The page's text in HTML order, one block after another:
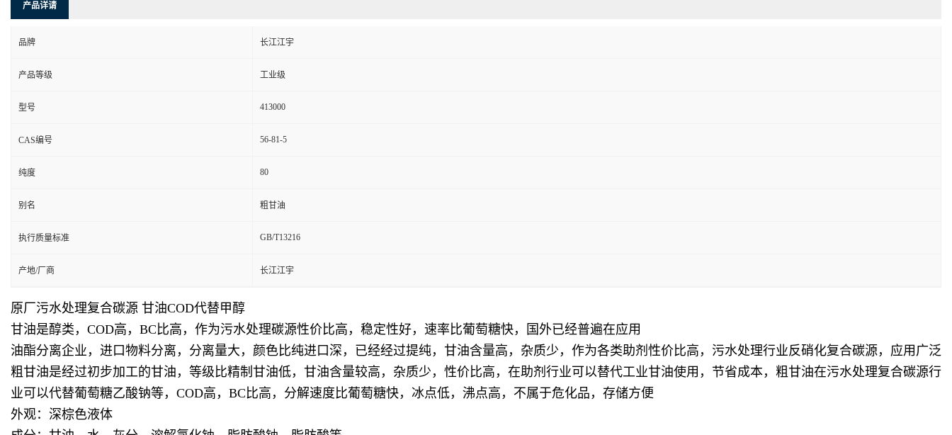
产品详请
品牌 长江江宇
产品等级 工业级
型号 413000
CAS编号 56-81-5
纯度 80
别名 粗甘油
执行质量标准 GB/T13216
产地/厂商 长江江宇
原厂污水处理复合碳源 甘油COD代替甲醇
甘油是醇类，COD高，BC比高，作为污水处理碳源性价比高，稳定性好，速率比葡萄糖快，国外已经普遍在应用
油酯分离企业，进口物料分离，分离量大，颜色比纯进口深，已经经过提纯，甘油含量高，杂质少，作为各类助剂性价比高，污水处理行业反硝化复合碳源，应用广泛
粗甘油是经过初步加工的甘油，等级比精制甘油低，甘油含量较高，杂质少，性价比高，在助剂行业可以替代工业甘油使用，节省成本，粗甘油在污水处理复合碳源行
业可以代替葡萄糖乙酸钠等，COD高，BC比高，分解速度比葡萄糖快，冰点低，沸点高，不属于危化品，存储方便
外观：深棕色液体